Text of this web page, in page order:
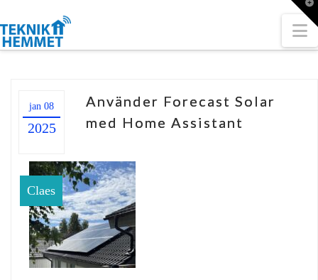
jan 08
2025
Använder Forecast Solar
med Home Assistant
Claes